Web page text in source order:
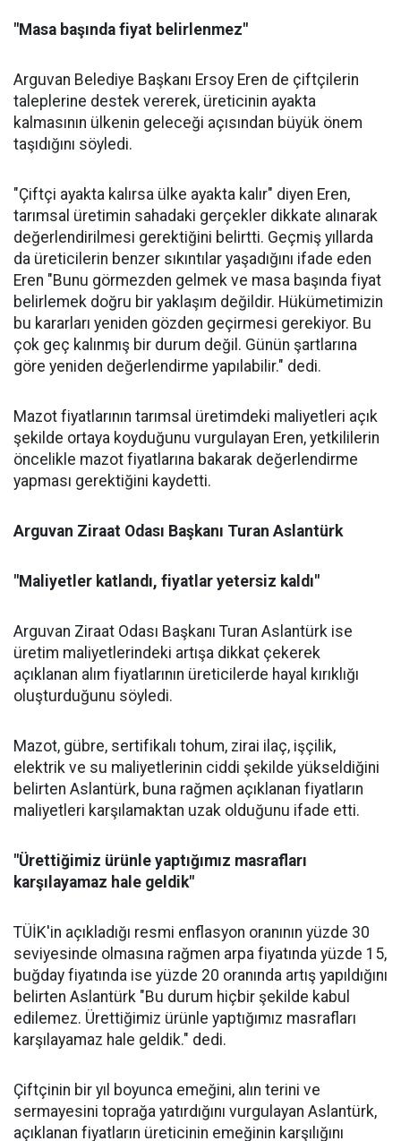
"Masa başında fiyat belirlenmez"
Arguvan Belediye Başkanı Ersoy Eren de çiftçilerin
taleplerine destek vererek, üreticinin ayakta
kalmasının ülkenin geleceği açısından büyük önem
taşıdığını söyledi.
"Çiftçi ayakta kalırsa ülke ayakta kalır" diyen Eren,
tarımsal üretimin sahadaki gerçekler dikkate alınarak
değerlendirilmesi gerektiğini belirtti. Geçmiş yıllarda
da üreticilerin benzer sıkıntılar yaşadığını ifade eden
Eren "Bunu görmezden gelmek ve masa başında fiyat
belirlemek doğru bir yaklaşım değildir. Hükümetimizin
bu kararları yeniden gözden geçirmesi gerekiyor. Bu
çok geç kalınmış bir durum değil. Günün şartlarına
göre yeniden değerlendirme yapılabilir." dedi.
Mazot fiyatlarının tarımsal üretimdeki maliyetleri açık
şekilde ortaya koyduğunu vurgulayan Eren, yetkililerin
öncelikle mazot fiyatlarına bakarak değerlendirme
yapması gerektiğini kaydetti.
Arguvan Ziraat Odası Başkanı Turan Aslantürk
"Maliyetler katlandı, fiyatlar yetersiz kaldı"
Arguvan Ziraat Odası Başkanı Turan Aslantürk ise
üretim maliyetlerindeki artışa dikkat çekerek
açıklanan alım fiyatlarının üreticilerde hayal kırıklığı
oluşturduğunu söyledi.
Mazot, gübre, sertifikalı tohum, zirai ilaç, işçilik,
elektrik ve su maliyetlerinin ciddi şekilde yükseldiğini
belirten Aslantürk, buna rağmen açıklanan fiyatların
maliyetleri karşılamaktan uzak olduğunu ifade etti.
"Ürettiğimiz ürünle yaptığımız masrafları
karşılayamaz hale geldik"
TÜİK'in açıkladığı resmi enflasyon oranının yüzde 30
seviyesinde olmasına rağmen arpa fiyatında yüzde 15,
buğday fiyatında ise yüzde 20 oranında artış yapıldığını
belirten Aslantürk "Bu durum hiçbir şekilde kabul
edilemez. Ürettiğimiz ürünle yaptığımız masrafları
karşılayamaz hale geldik." dedi.
Çiftçinin bir yıl boyunca emeğini, alın terini ve
sermayesini toprağa yatırdığını vurgulayan Aslantürk,
açıklanan fiyatların üreticinin emeğinin karşılığını